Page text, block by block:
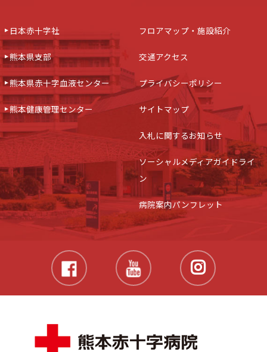
日本赤十字社
熊本県支部
熊本県赤十字血液センター
熊本健康管理センター
フロアマップ・施設紹介
交通アクセス
プライバシーポリシー
サイトマップ
入札に関するお知らせ
ソーシャルメディアガイドライ
ン
病院案内パンフレット